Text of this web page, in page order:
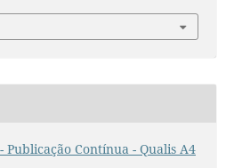
Publicação Contínua - Qualis A4